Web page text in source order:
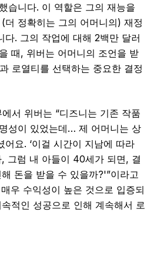
습니다. 이 역할은 그의 재능을
더 정확히는 그의 어머니의) 재정
다. 그의 작업에 대해 2백만 달러
때, 위버는 어머니의 조언을 받
로열티를 선택하는 중요한 결정
서 위버는 “디즈니는 기존 작품
성이 있었는데… 제 어머니는 상
어요. ‘이걸 시간이 지남에 따라
그럼 내 아들이 40세가 되면, 결
돈을 받을 수 있을까?'”이라고
우 수익성이 높은 것으로 입증되
적인 성공으로 인해 계속해서 로